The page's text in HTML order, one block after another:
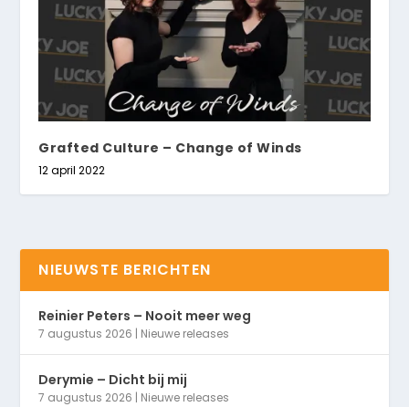
Grafted Culture – Change of Winds
12 april 2022
NIEUWSTE BERICHTEN
Reinier Peters – Nooit meer weg
7 augustus 2026 | Nieuwe releases
Derymie – Dicht bij mij
7 augustus 2026 | Nieuwe releases